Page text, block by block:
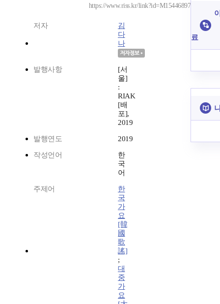
https://www.riss.kr/link?id=M15446897
저자
김
다
나
발행사항
[서
울]
:
RIAK
[배
포],
2019
발행연도 2019
작성언어
한
국
어
주제어
한
국
가
요
[韓
國
歌
謠]
;
대
중
가
요
료